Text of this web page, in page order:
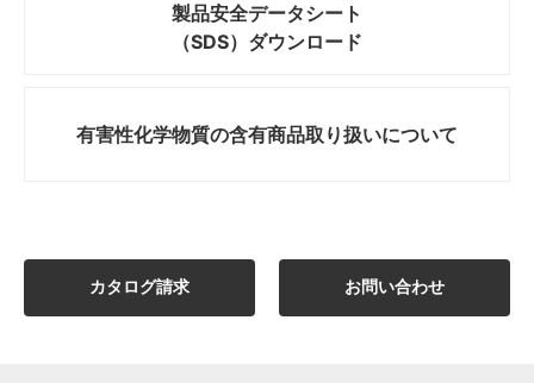
製品安全データシート
（SDS）ダウンロード
有害性化学物質の含有商品取り扱いについて
カタログ請求 お問い合わせ